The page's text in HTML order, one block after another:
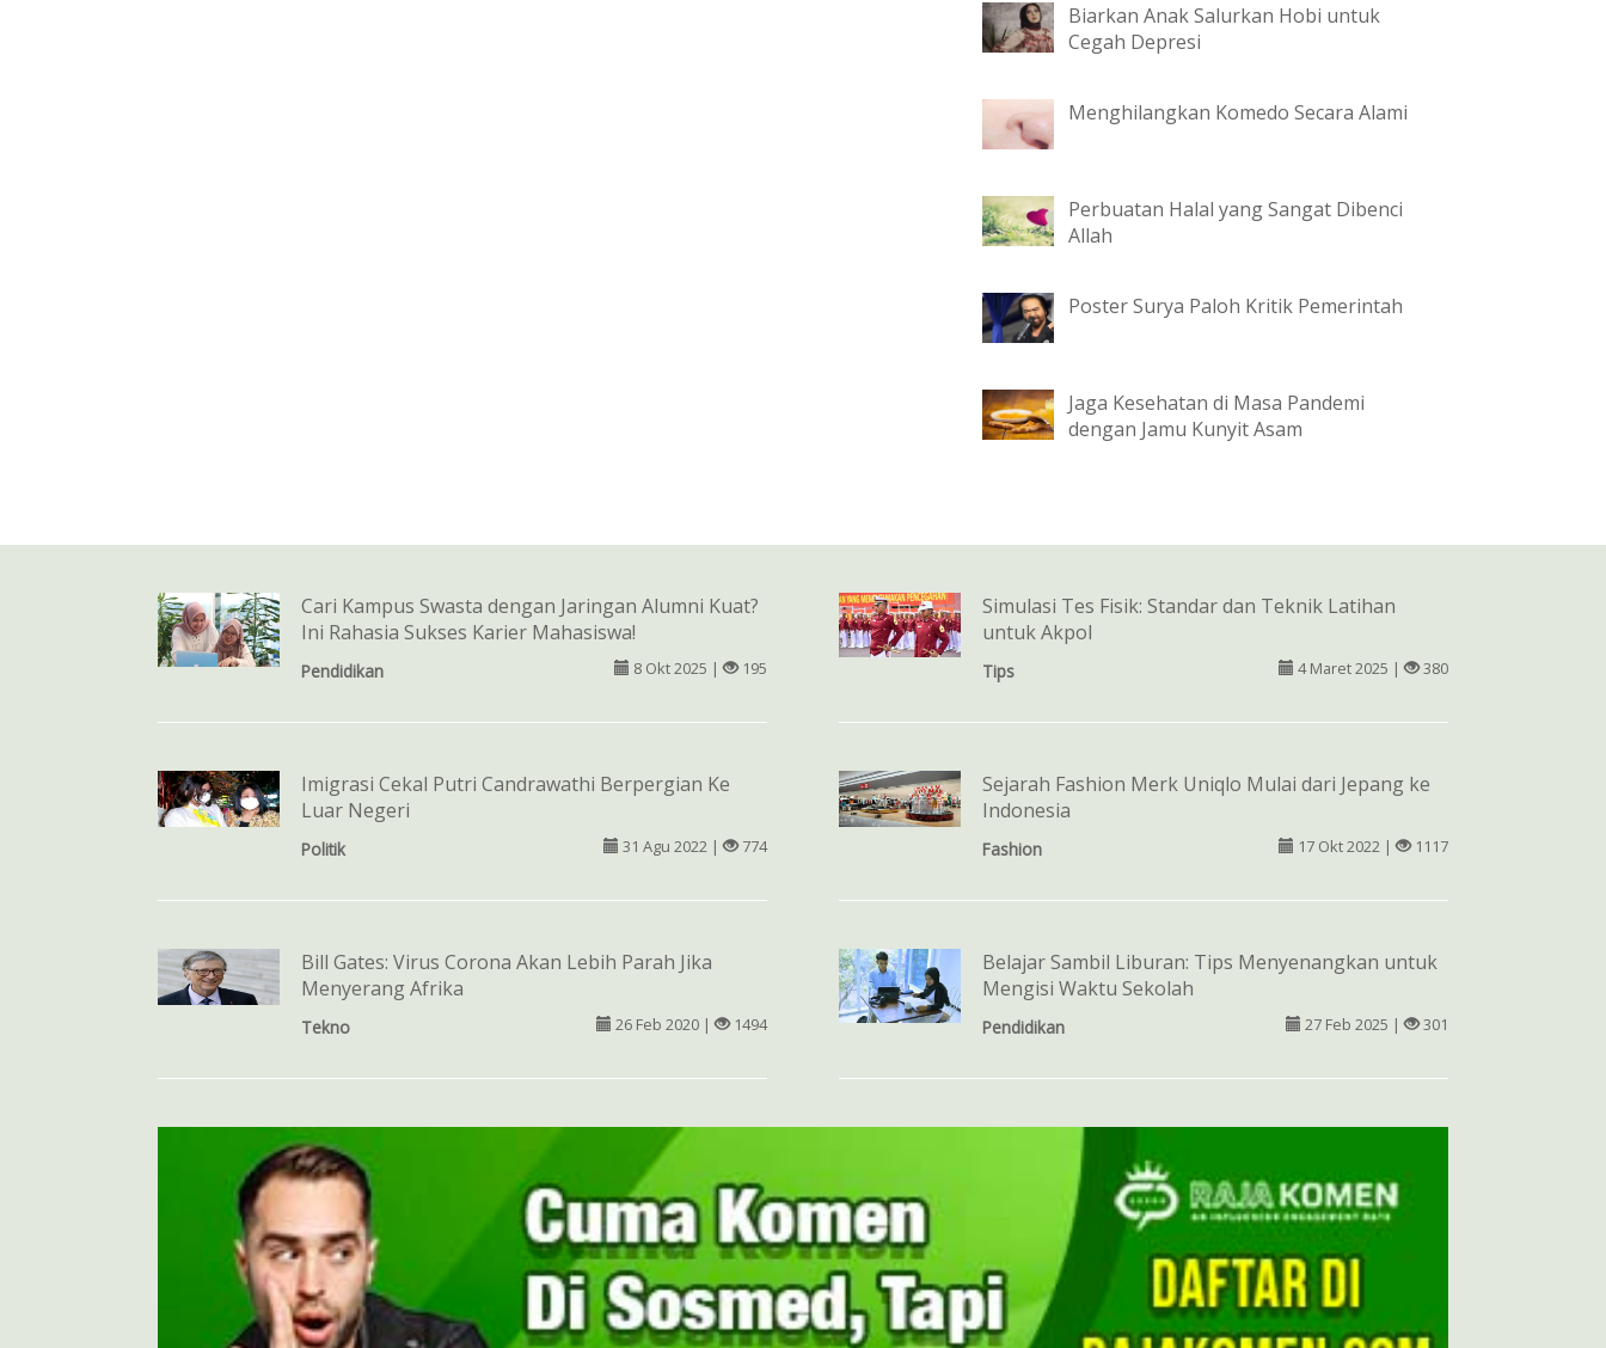
Biarkan Anak Salurkan Hobi untuk
Cegah Depresi
Menghilangkan Komedo Secara Alami
Perbuatan Halal yang Sangat Dibenci
Allah
Poster Surya Paloh Kritik Pemerintah
Jaga Kesehatan di Masa Pandemi
dengan Jamu Kunyit Asam
Cari Kampus Swasta dengan Jaringan Alumni Kuat?
Ini Rahasia Sukses Karier Mahasiswa!
Pendidikan 8 Okt 2025 | 195
Simulasi Tes Fisik: Standar dan Teknik Latihan
untuk Akpol
Tips 4 Maret 2025 | 380
Imigrasi Cekal Putri Candrawathi Berpergian Ke
Luar Negeri
Politik 31 Agu 2022 | 774
Sejarah Fashion Merk Uniqlo Mulai dari Jepang ke
Indonesia
Fashion 17 Okt 2022 | 1117
Bill Gates: Virus Corona Akan Lebih Parah Jika
Menyerang Afrika
Tekno 26 Feb 2020 | 1494
Belajar Sambil Liburan: Tips Menyenangkan untuk
Mengisi Waktu Sekolah
Pendidikan 27 Feb 2025 | 301